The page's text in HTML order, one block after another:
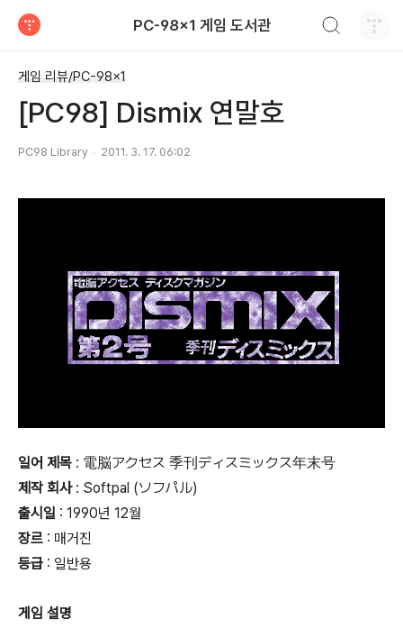
PC-98x1 게임 도서관
게임 리뷰/PC-98x1
[PC98] Dismix 연말호
PC98 Library 2011. 3. 17. 06:02
일어 제목 : 電脳アクセス 季刊ディスミックス年末号
제작 회사: Softpal (ソフパル)
출시일 : 1990년 12월
장르 : 매거진
등급 : 일반용
게임 설명